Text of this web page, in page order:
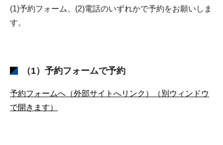
(1)予約フォーム、(2)電話のいずれかで予約をお願いしま
す。
（1）予約フォームで予約
予約フォームへ（外部サイトへリンク）（別ウィンドウ
で開きます）